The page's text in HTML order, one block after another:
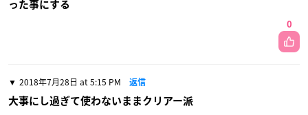
った事にする
0
2018年7月28日 at 5:15 PM 返信
大事にし過ぎて使わないままクリアー派